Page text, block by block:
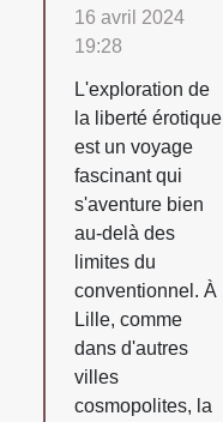
16 avril 2024
19:28
L'exploration de
la liberté érotique
est un voyage
fascinant qui
s'aventure bien
au-delà des
limites du
conventionnel. À
Lille, comme
dans d'autres
villes
cosmopolites, la